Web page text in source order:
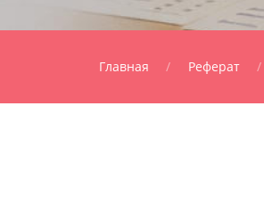
Главная Реферат